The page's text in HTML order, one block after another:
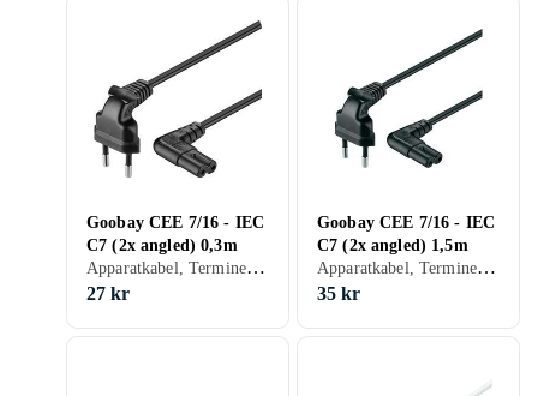
Goobay CEE 7/16 - IEC
C7 (2x angled) 0,3m
Apparatkabel, Terminerad (försedd med kontakter), 90
27 kr
Goobay CEE 7/16 - IEC
C7 (2x angled) 1,5m
Apparatkabel, Terminerad (försedd med kontakter), 23.33
35 kr